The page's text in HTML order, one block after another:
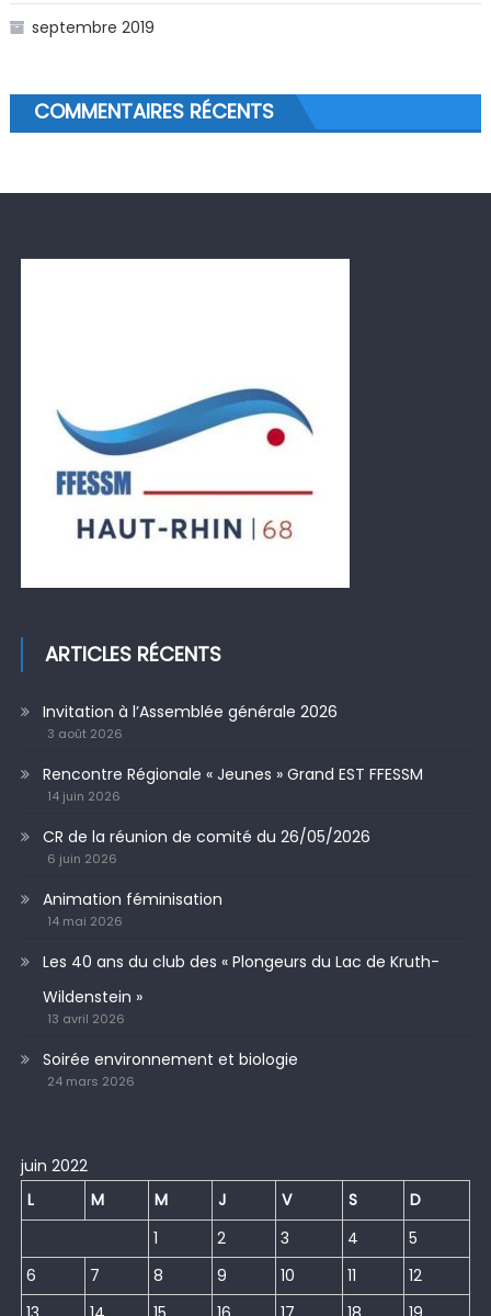
septembre 2019
COMMENTAIRES RÉCENTS
ARTICLES RÉCENTS
Invitation à l’Assemblée générale 2026
3 août 2026
Rencontre Régionale « Jeunes » Grand EST FFESSM
14 juin 2026
CR de la réunion de comité du 26/05/2026
6 juin 2026
Animation féminisation
14 mai 2026
Les 40 ans du club des « Plongeurs du Lac de Kruth-
Wildenstein »
13 avril 2026
Soirée environnement et biologie
24 mars 2026
juin 2022
L
M M J V S
D
1
2 3 4
5
6
7 8 9 10 11
12